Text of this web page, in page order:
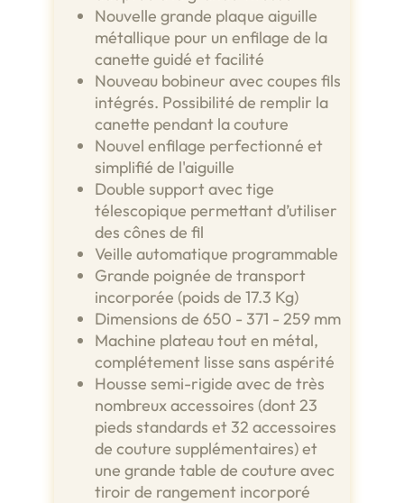
Nouvelle grande plaque aiguille
métallique pour un enfilage de la
canette guidé et facilité
Nouveau bobineur avec coupes fils
intégrés. Possibilité de remplir la
canette pendant la couture
Nouvel enfilage perfectionné et
simplifié de l'aiguille
Double support avec tige
télescopique permettant d’utiliser
des cônes de fil
Veille automatique programmable
Grande poignée de transport
incorporée (poids de 17.3 Kg)
Dimensions de 650 - 371 - 259 mm
Machine plateau tout en métal,
complétement lisse sans aspérité
Housse semi-rigide avec de très
nombreux accessoires (dont 23
pieds standards et 32 accessoires
de couture supplémentaires) et
une grande table de couture avec
tiroir de rangement incorporé